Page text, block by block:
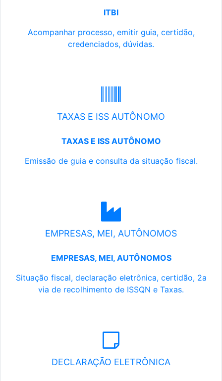
ITBI
Acompanhar processo, emitir guia, certidão,
credenciados, dúvidas.
TAXAS E ISS AUTÔNOMO
TAXAS E ISS AUTÔNOMO
Emissão de guia e consulta da situação fiscal.
EMPRESAS, MEI, AUTÔNOMOS
EMPRESAS, MEI, AUTÔNOMOS
Situação fiscal, declaração eletrônica, certidão, 2a
via de recolhimento de ISSQN e Taxas.
DECLARAÇÃO ELETRÔNICA